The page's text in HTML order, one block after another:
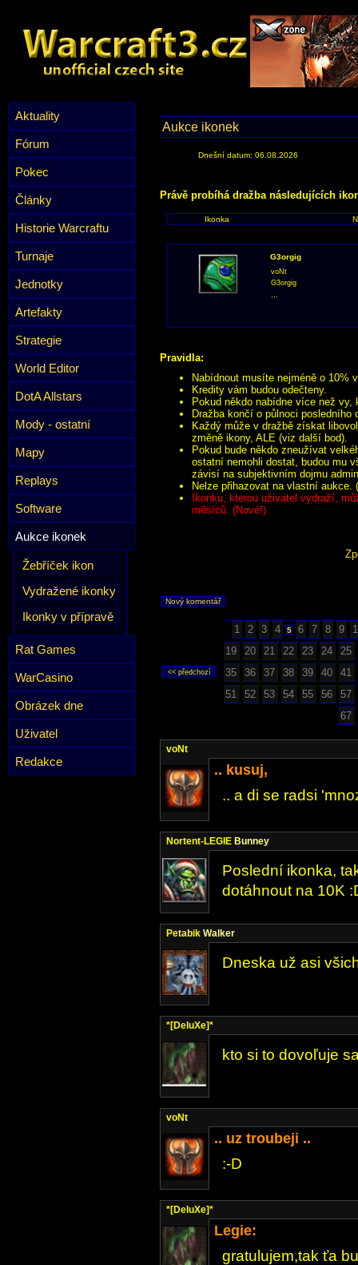
Aktuality
Fórum
Pokec
Články
Historie Warcraftu
Turnaje
Jednotky
Artefakty
Strategie
World Editor
DotA Allstars
Mody - ostatní
Mapy
Replays
Software
Aukce ikonek
Žebříček ikon
Vydražené ikonky
Ikonky v přípravě
Rat Games
WarCasino
Obrázek dne
Uživatel
Redakce
Aukce ikonek
Dnešní datum: 06.08.2026
Právě probíhá dražba následujících
Ikonka
G3orgig
voNt
G3orgig
Pravidla:
Nabídnout musíte nejméně o
Kredity vám budou odečteny.
Pokud někdo nabídne více než
Dražba končí o půlnoci posledního
Každý může v dražbě získat
změně ikony, ALE (viz další bod).
Pokud bude někdo zneužívat
ostatní nemohli dostat, budou mu
závisí na subjektivním dojmu
Nelze přihazovat na vlastní aukce.
Ikonku, kterou uživatel vydraží,
měsíců. (Nové!)
Nový komentář
1 2 3 4 5 6 7 8 9
19
20 21 22 23 24
25
35
36 37 38 39 40
41
51
52 53 54 55 56
57
67
voNt
.. kusuj,
.. a di se radsi
Nortent-LEGIE Bunney
Poslední ikonka,
dotáhnout na 10K
Petabik Walker
Dneska už asi
*[DeluXe]*
kto si to dovoľuje
voNt
.. uz troubeji ..
:-D
*[DeluXe]*
Legie:
gratulujem,tak ťa